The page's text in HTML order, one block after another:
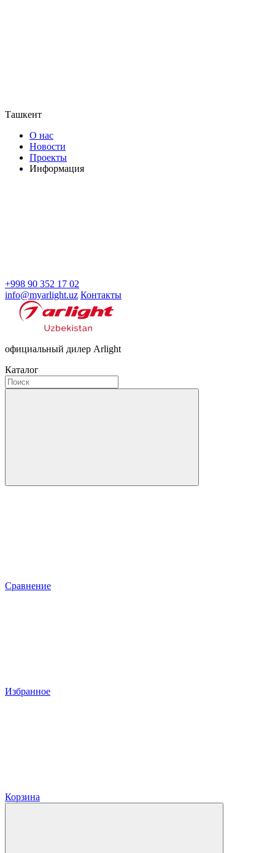
Ташкент
О нас
Новости
Проекты
Информация
+998 90 352 17 02
info@myarlight.uz Контакты
официальный дилер Arlight
Каталог
Сравнение
Избранное
Корзина